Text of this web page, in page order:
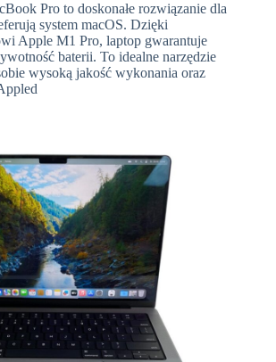
Pro to doskonałe rozwiązanie dla
system macOS. Dzięki
Apple M1 Pro, laptop gwarantuje
baterii. To idealne narzędzie
wysoką jakość wykonania oraz